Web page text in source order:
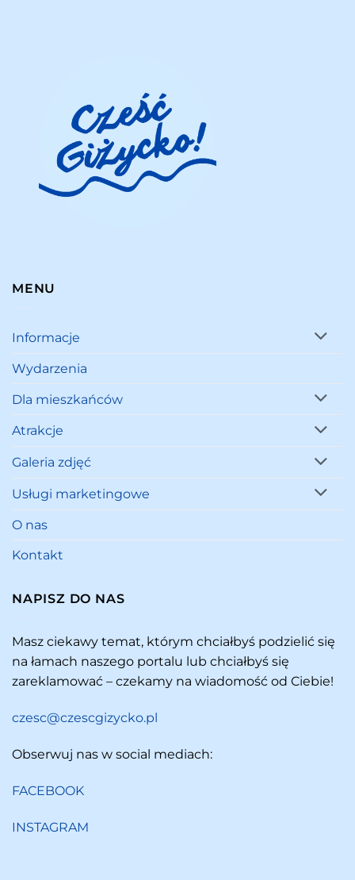
MENU
Informacje
Wydarzenia
Dla mieszkańców
Atrakcje
Galeria zdjęć
Usługi marketingowe
O nas
Kontakt
NAPISZ DO NAS
Masz ciekawy temat, którym chciałbyś podzielić się
na łamach naszego portalu lub chciałbyś się
zareklamować – czekamy na wiadomość od Ciebie!
czesc@czescgizycko.pl
Obserwuj nas w social mediach:
FACEBOOK
INSTAGRAM